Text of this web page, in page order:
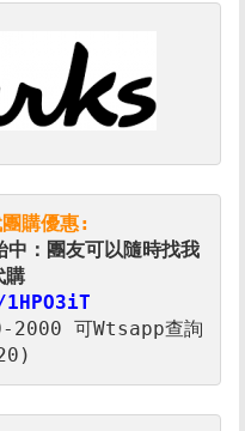
購優惠:
：團友可以隨時找我
購
2000 可Wtsapp查詢